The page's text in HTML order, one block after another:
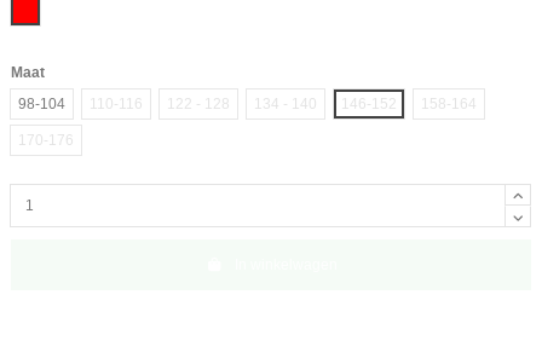
Maat
98-104
110-116 122 - 128 134 - 140 146-152 158-164
170-176